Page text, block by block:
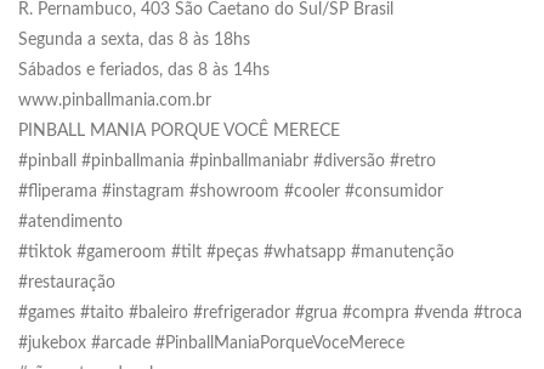
R. Pernambuco, 403 São Caetano do Sul/SP Brasil
Segunda a sexta, das 8 às 18hs
Sábados e feriados, das 8 às 14hs
www.pinballmania.com.br
PINBALL MANIA PORQUE VOCÊ MERECE
#pinball #pinballmania #pinballmaniabr #diversão #retro
#fliperama #instagram #showroom #cooler #consumidor
#atendimento
#tiktok #gameroom #tilt #peças #whatsapp #manutenção
#restauração
#games #taito #baleiro #refrigerador #grua #compra #venda #troca
#jukebox #arcade #PinballManiaPorqueVoceMerece